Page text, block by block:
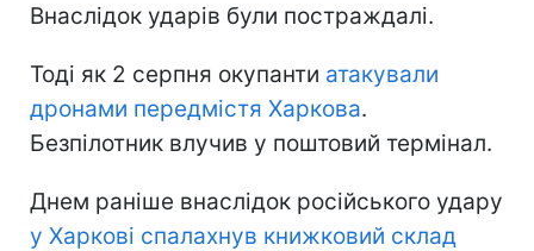
Внаслідок ударів були постраждалі.
Тоді як 2 серпня окупанти атакували
дронами передмістя Харкова.
Безпілотник влучив у поштовий термінал.
Днем раніше внаслідок російського удару
у Харкові спалахнув книжковий склад